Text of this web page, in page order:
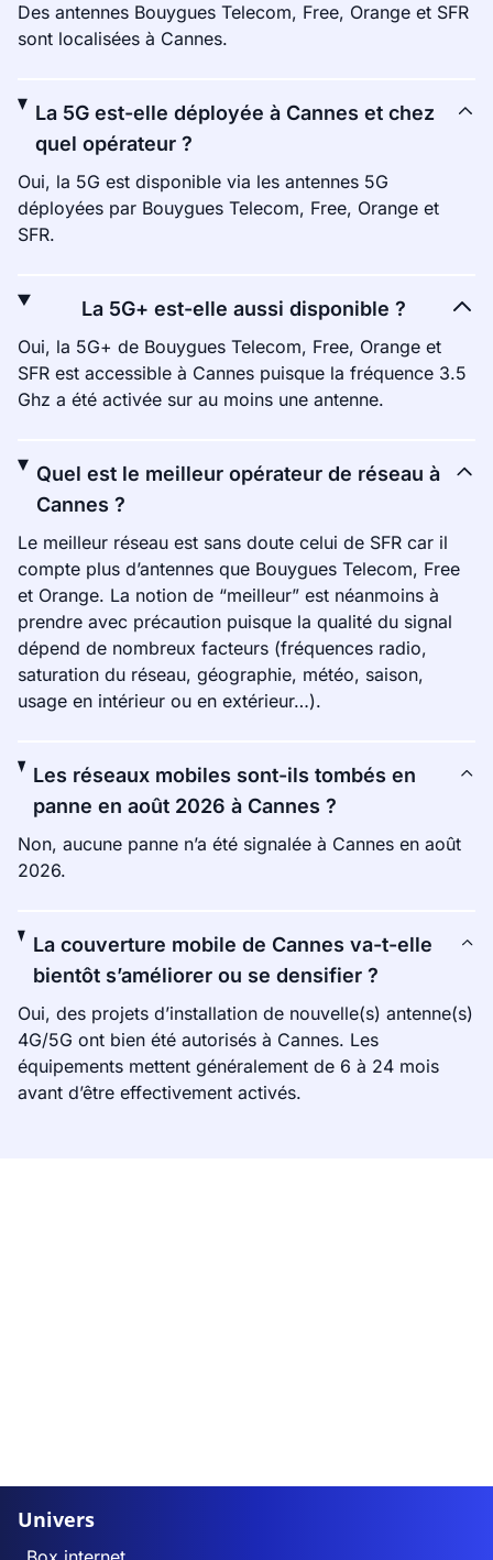
Des antennes Bouygues Telecom, Free, Orange et SFR
sont localisées à Cannes.
La 5G est-elle déployée à Cannes et chez
quel opérateur ?
Oui, la 5G est disponible via les antennes 5G
déployées par Bouygues Telecom, Free, Orange et
SFR.
La 5G+ est-elle aussi disponible ?
Oui, la 5G+ de Bouygues Telecom, Free, Orange et
SFR est accessible à Cannes puisque la fréquence 3.5
Ghz a été activée sur au moins une antenne.
Quel est le meilleur opérateur de réseau à
Cannes ?
Le meilleur réseau est sans doute celui de SFR car il
compte plus d’antennes que Bouygues Telecom, Free
et Orange. La notion de “meilleur” est néanmoins à
prendre avec précaution puisque la qualité du signal
dépend de nombreux facteurs (fréquences radio,
saturation du réseau, géographie, météo, saison,
usage en intérieur ou en extérieur…).
Les réseaux mobiles sont-ils tombés en
panne en août 2026 à Cannes ?
Non, aucune panne n’a été signalée à Cannes en août
2026.
La couverture mobile de Cannes va-t-elle
bientôt s’améliorer ou se densifier ?
Oui, des projets d’installation de nouvelle(s) antenne(s)
4G/5G ont bien été autorisés à Cannes. Les
équipements mettent généralement de 6 à 24 mois
avant d’être effectivement activés.
Univers